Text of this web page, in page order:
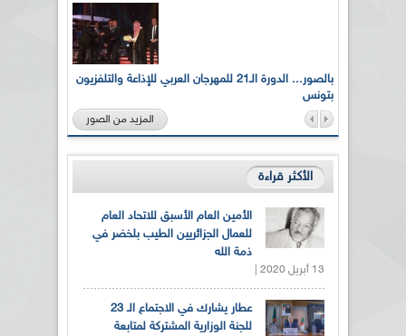
بالصور... الدورة الـ21 للمهرجان العربي للإذاعة والتلفزيون
بتونس
المزيد من الصور
الأكثر قراءة
الأمين العام الأسبق للاتحاد العام
للعمال الجزائريين الطيب بلخضر في
ذمة الله
13 أبريل 2020 |
عطار يشارك في الاجتماع الـ 23
للجنة الوزارية المشتركة لمتابعة